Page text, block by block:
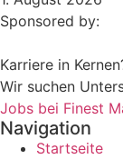
Sponsored by:
Karriere in
Wir suchen
Jobs bei Finest
Navigation
Startseite